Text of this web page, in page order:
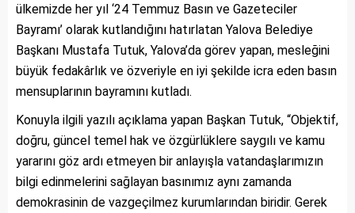
ülkemizde her yıl ‘24 Temmuz Basın ve Gazeteciler
Bayramı’ olarak kutlandığını hatırlatan Yalova Belediye
Başkanı Mustafa Tutuk, Yalova’da görev yapan, mesleğini
büyük fedakârlık ve özveriyle en iyi şekilde icra eden basın
mensuplarının bayramını kutladı.
Konuyla ilgili yazılı açıklama yapan Başkan Tutuk, “Objektif,
doğru, güncel temel hak ve özgürlüklere saygılı ve kamu
yararını göz ardı etmeyen bir anlayışla vatandaşlarımızın
bilgi edinmelerini sağlayan basınımız aynı zamanda
demokrasinin de vazgeçilmez kurumlarından biridir. Gerek